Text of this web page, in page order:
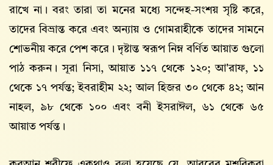
রাখে না। বরং তারা তা মনের মধ্যে সন্দেহ-সংশয় সৃষ্টি করে,
তাদের বিভ্রান্ত করে এবং অন্যায় ও গোমরাহীকে তাদের সামনে
শোভনীয় করে পেশ করে। দৃষ্টান্ত স্বরূপ নিম্ন বর্ণিত আয়াত গুলো
পাঠ করুন। সূরা নিসা, আয়াত ১১৭ থেকে ১২০; আ'রাফ, ১১
থেকে ১৭ পর্যন্ত; ইবরাহীম ২২; আল হিজর ৩০ থেকে ৪২; আন
নাহল, ৯৮ থেকে ১০০ এবং বনী ইসরাঈল, ৬১ থেকে ৬৫
আয়াত পর্যন্ত।